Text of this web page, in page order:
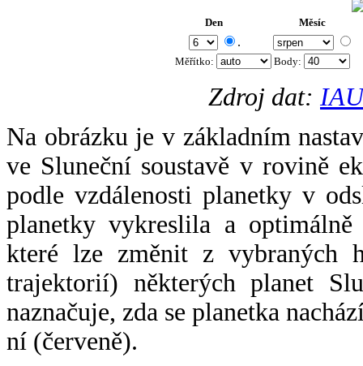
Den Měsíc
.
Měřítko: Body:
Zdroj dat:
Na obrázku je v základním
ve Sluneční soustavě v rovině
podle vzdálenosti planetky v
planetky vykreslila a
které lze změnit z vybraných
trajektorií) některých planet
naznačuje, zda se planetka
ní (červeně).